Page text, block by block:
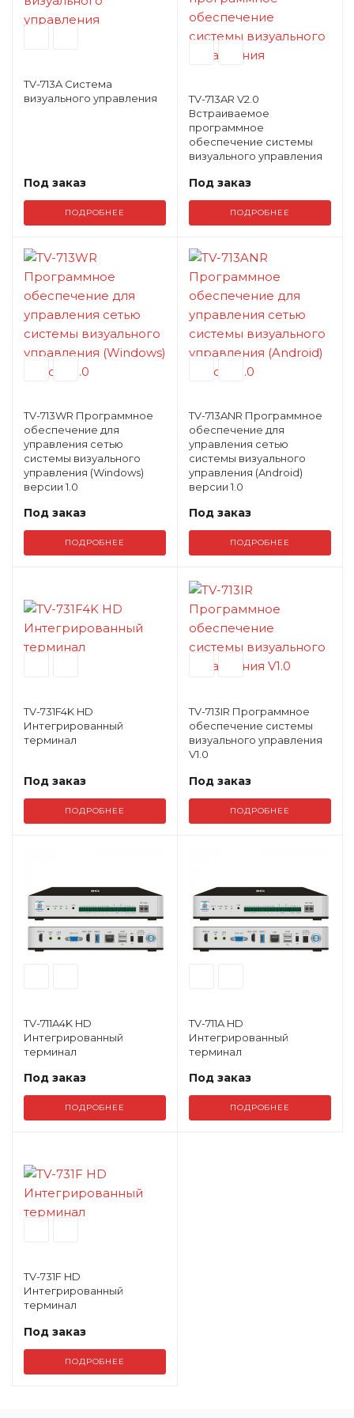
TV-713A Система
визуального управления
Под заказ
ПОДРОБНЕЕ
TV-713AR V2.0
Встраиваемое
программное
обеспечение системы
визуального управления
Под заказ
ПОДРОБНЕЕ
TV-713WR Программное
обеспечение для
управления сетью
системы визуального
управления (Windows)
версии 1.0
Под заказ
ПОДРОБНЕЕ
TV-713ANR Программное
обеспечение для
управления сетью
системы визуального
управления (Android)
версии 1.0
Под заказ
ПОДРОБНЕЕ
TV-731F4K HD
Интегрированный
терминал
Под заказ
ПОДРОБНЕЕ
TV-713IR Программное
обеспечение системы
визуального управления
V1.0
Под заказ
ПОДРОБНЕЕ
TV-711A4K HD
Интегрированный
терминал
Под заказ
ПОДРОБНЕЕ
TV-711A HD
Интегрированный
терминал
Под заказ
ПОДРОБНЕЕ
TV-731F HD
Интегрированный
терминал
Под заказ
ПОДРОБНЕЕ
аудиосистемы
Контроллеры
Архитектурный